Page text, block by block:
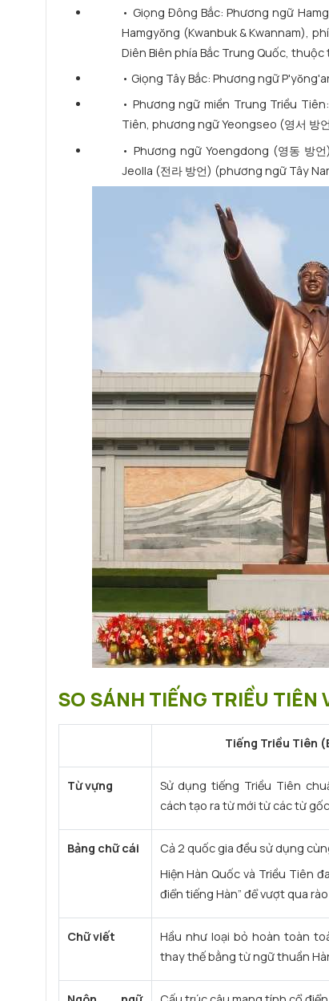
• Giọng Đông Bắc: Phương ngữ
Hamgyŏng (Kwanbuk & Kwannam),
Diên Biên phía Bắc Trung Quốc, thuộc
• Giọng Tây Bắc: Phương ngữ
• Phương ngữ miền Trung Triều
Tiên, phương ngữ Yeongseo (영서 방
• Phương ngữ Yoengdong (영동 방
Jeolla (전라 방언) (phương ngữ Tây
SO SÁNH TIẾNG TRIỀU TIÊN
Tiếng Triều Tiên
Từ vựng
Sử dụng tiếng Triều Tiên
cách tạo ra từ mới từ các từ
Bảng chữ cái
Cả 2 quốc gia đều sử dụng
Hiện Hàn Quốc và Triều Tiên
điển tiếng Hàn” để vượt qua
Chữ viết
Hầu như loại bỏ hoàn toàn
thay thế bằng từ ngữ thuần